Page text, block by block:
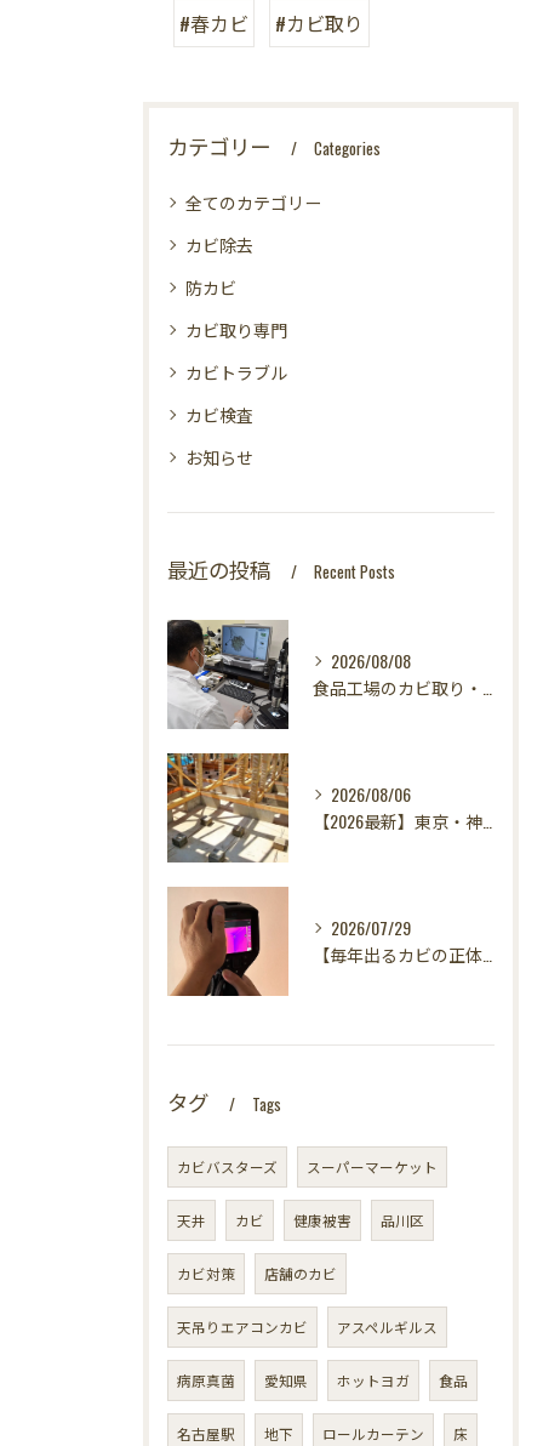
#春カビ #カビ取り
カテゴリー Categories
全てのカテゴリー
カビ除去
防カビ
カビ取り専門
カビトラブル
カビ検査
お知らせ
最近の投稿 Recent Posts
2026/08/08
2026/08/06
2026/07/29
タグ Tags
カビバスターズ スーパーマーケット
天井 カビ 健康被害 品川区
カビ対策 店舗のカビ
天吊りエアコンカビ アスペルギルス
病原真菌 愛知県 ホットヨガ 食品
名古屋駅 地下 ロールカーテン 床